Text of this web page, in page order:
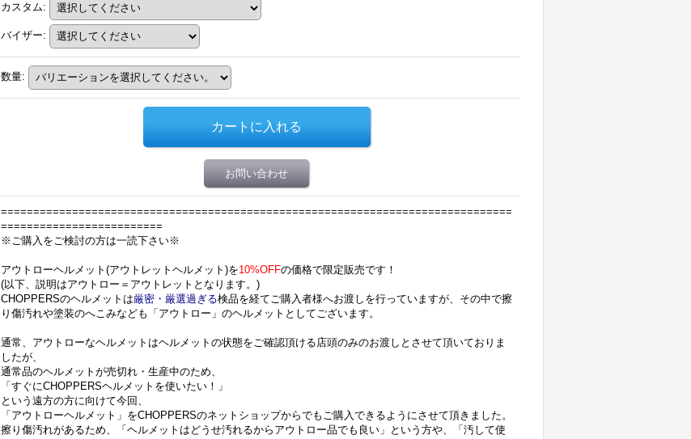
カスタム:
バイザー:
数量:
お問い合わせ
===============================================================================
=========================
※ご購入をご検討の方は一読下さい※
アウトローヘルメット(アウトレットヘルメット)を10%OFFの価格で限定販売です！
(以下、説明はアウトロー＝アウトレットとなります。)
CHOPPERSのヘルメットは厳密・厳選過ぎる検品を経てご購入者様へお渡しを行っていますが、その中で擦
り傷汚れや塗装のへこみなども「アウトロー」のヘルメットとしてございます。
通常、アウトローなヘルメットはヘルメットの状態をご確認頂ける店頭のみのお渡しとさせて頂いておりま
したが、
通常品のヘルメットが売切れ・生産中のため、
「すぐにCHOPPERSヘルメットを使いたい！」
という遠方の方に向けて今回、
「アウトローヘルメット」をCHOPPERSのネットショップからでもご購入できるようにさせて頂きました。
擦り傷汚れがあるため、「ヘルメットはどうせ汚れるからアウトロー品でも良い」という方や、「汚して使